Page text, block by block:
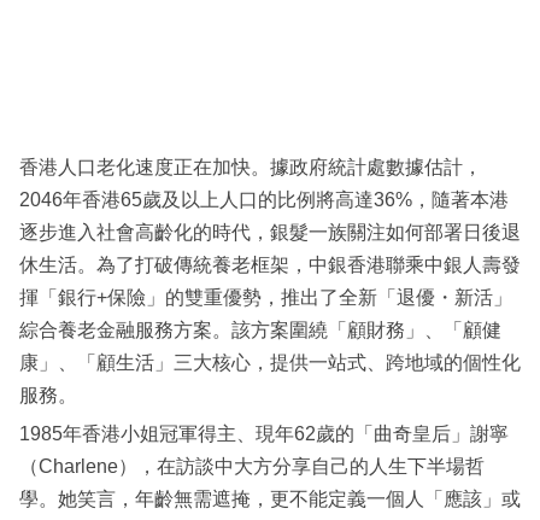
區
香港人口老化速度正在加快。據政府統計處數據估計，
2046年香港65歲及以上人口的比例將高達36%，隨著本港
逐步進入社會高齡化的時代，銀髮一族關注如何部署日後退
休生活。為了打破傳統養老框架，中銀香港聯乘中銀人壽發
揮「銀行+保險」的雙重優勢，推出了全新「退優・新活」
綜合養老金融服務方案。該方案圍繞「顧財務」、「顧健
康」、「顧生活」三大核心，提供一站式、跨地域的個性化
服務。
1985年香港小姐冠軍得主、現年62歲的「曲奇皇后」謝寧
（Charlene），在訪談中大方分享自己的人生下半場哲
學。她笑言，年齡無需遮掩，更不能定義一個人「應該」或